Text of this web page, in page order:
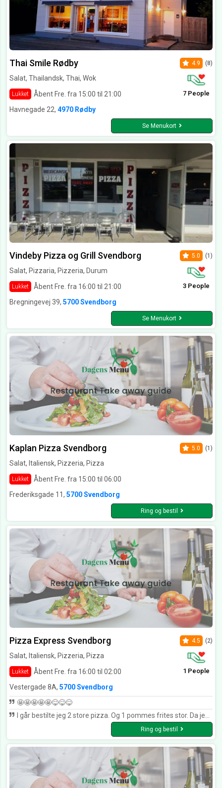
Thai Smile Rødby
Salat, Thailandsk, Thai, Wok
Lukket Åbent Fre. fra 15:00 til 21:00
4.9 (8)
7 People
Havnegade 22, 4970 Rødby
Se Menukort
Vindeby Pizza og Grill Svendborg
Salat, Pizzaria, Pizzeria, Durum
Lukket Åbent Fre. fra 16:00 til 21:00
5.0 (1)
3 People
Bregningevej 39, 5700 Svendborg
Se Menukort
Kaplan Pizza Svendborg
Salat, Italiensk, Pizzeria, Pizza
Lukket Åbent Fre. fra 15:00 til 06:00
5.0 (1)
Frederiksgade 11, 5700 Svendborg
Ring og bestil
Pizza Express Svendborg
Salat, Italiensk, Pizzeria, Pizza
Lukket Åbent Fre. fra 16:00 til 02:00
4.5 (2)
1 People
Vestergade 8A, 5700 Svendborg
🤩🤩🤩🤩🤩😋😋😋
I går bestilte jeg 2 store pizza. Og 1 pommes frites stor. Da jeg hentede var den og varm da jeg kom hjem det gør mig glad pizza var hjemlavet og smagte godt men mangel på karry eller hjemmelavet. Måske var der ikke karry på min karry pizza.
Ring og bestil